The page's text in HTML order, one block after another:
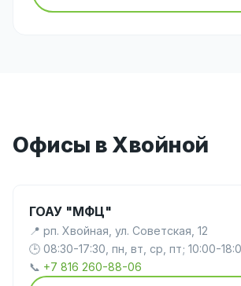
Офисы в Хвойной
ГОАУ "МФЦ"
📍 рп. Хвойная, ул. Советская, 12
🕒 08:30-17:30, пн, вт, ср, пт; 10:00-
📞 +7 816 260-88-06